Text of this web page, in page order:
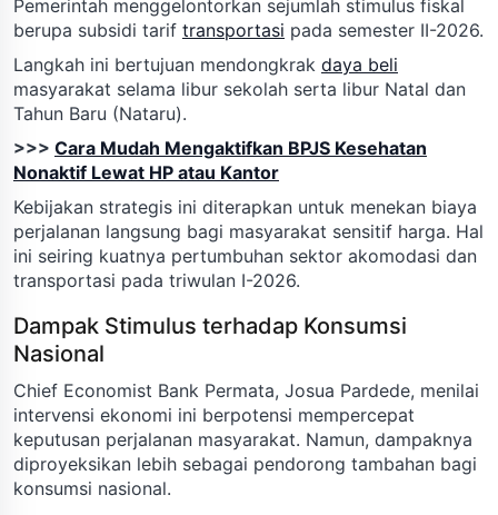
Pemerintah menggelontorkan sejumlah stimulus fiskal
berupa subsidi tarif transportasi pada semester II-2026.
Langkah ini bertujuan mendongkrak daya beli
masyarakat selama libur sekolah serta libur Natal dan
Tahun Baru (Nataru).
>>> Cara Mudah Mengaktifkan BPJS Kesehatan
Nonaktif Lewat HP atau Kantor
Kebijakan strategis ini diterapkan untuk menekan biaya
perjalanan langsung bagi masyarakat sensitif harga. Hal
ini seiring kuatnya pertumbuhan sektor akomodasi dan
transportasi pada triwulan I-2026.
Dampak Stimulus terhadap Konsumsi
Nasional
Chief Economist Bank Permata, Josua Pardede, menilai
intervensi ekonomi ini berpotensi mempercepat
keputusan perjalanan masyarakat. Namun, dampaknya
diproyeksikan lebih sebagai pendorong tambahan bagi
konsumsi nasional.